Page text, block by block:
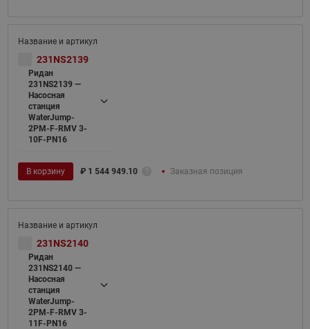
231NS2139
Ридан
231NS2139 —
Насосная
станция
WaterJump-
2PM-F-RMV 3-
10F-PN16
В корзину ₽ 1 544 949.10 Заказная позиция
231NS2140
Ридан
231NS2140 —
Насосная
станция
WaterJump-
2PM-F-RMV 3-
11F-PN16